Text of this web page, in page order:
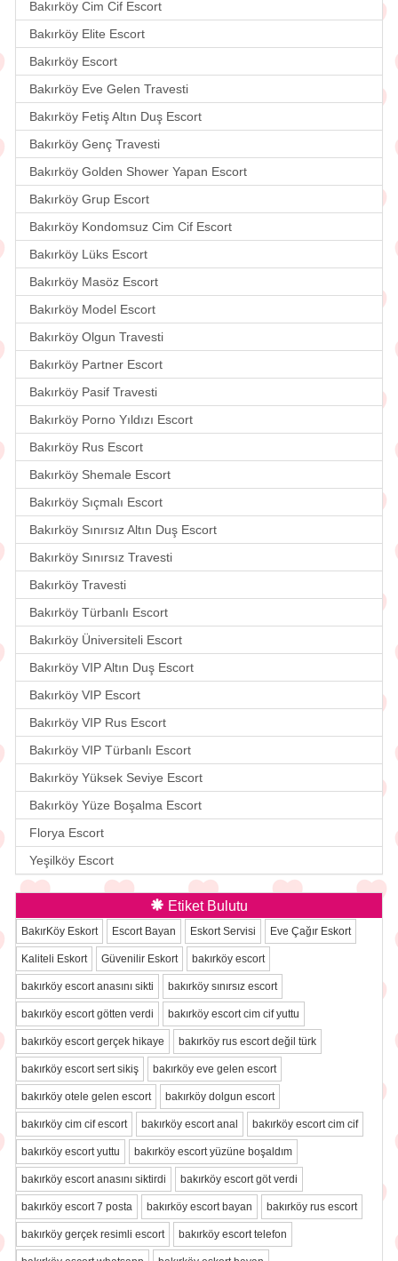
Bakırköy Cim Cif Escort
Bakırköy Elite Escort
Bakırköy Escort
Bakırköy Eve Gelen Travesti
Bakırköy Fetiş Altın Duş Escort
Bakırköy Genç Travesti
Bakırköy Golden Shower Yapan Escort
Bakırköy Grup Escort
Bakırköy Kondomsuz Cim Cif Escort
Bakırköy Lüks Escort
Bakırköy Masöz Escort
Bakırköy Model Escort
Bakırköy Olgun Travesti
Bakırköy Partner Escort
Bakırköy Pasif Travesti
Bakırköy Porno Yıldızı Escort
Bakırköy Rus Escort
Bakırköy Shemale Escort
Bakırköy Sıçmalı Escort
Bakırköy Sınırsız Altın Duş Escort
Bakırköy Sınırsız Travesti
Bakırköy Travesti
Bakırköy Türbanlı Escort
Bakırköy Üniversiteli Escort
Bakırköy VIP Altın Duş Escort
Bakırköy VIP Escort
Bakırköy VIP Rus Escort
Bakırköy VIP Türbanlı Escort
Bakırköy Yüksek Seviye Escort
Bakırköy Yüze Boşalma Escort
Florya Escort
Yeşilköy Escort
Etiket Bulutu
BakırKöy Eskort Escort Bayan Eskort Servisi Eve Çağır Eskort
Kaliteli Eskort Güvenilir Eskort bakırköy escort
bakırköy escort anasını sikti bakırköy sınırsız escort
bakırköy escort götten verdi bakırköy escort cim cif yuttu
bakırköy escort gerçek hikaye bakırköy rus escort değil türk
bakırköy escort sert sikiş bakırköy eve gelen escort
bakırköy otele gelen escort bakırköy dolgun escort
bakırköy cim cif escort bakırköy escort anal bakırköy escort cim cif
bakırköy escort yuttu bakırköy escort yüzüne boşaldım
bakırköy escort anasını siktirdi bakırköy escort göt verdi
bakırköy escort 7 posta bakırköy escort bayan bakırköy rus escort
bakırköy gerçek resimli escort bakırköy escort telefon